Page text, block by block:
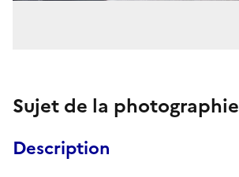
Sujet de la photographie
Description